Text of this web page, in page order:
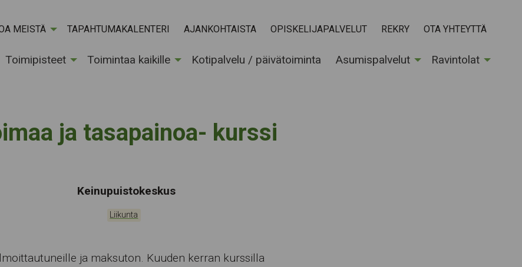
MEISTÄ TAPAHTUMAKALENTERI AJANKOHTAISTA OPISKELIJAPALVELUT REKRY OTA YHTEYTTÄ
Toimipisteet Toimintaa kaikille Kotipalvelu / päivätoiminta Asumispalvelut Ravintolat
ja tasapainoa- kurssi
Tapahtumapaikka:
Keinupuistokeskus
Kategoriat:
Liikunta
ja maksuton. Kuuden kerran kurssilla